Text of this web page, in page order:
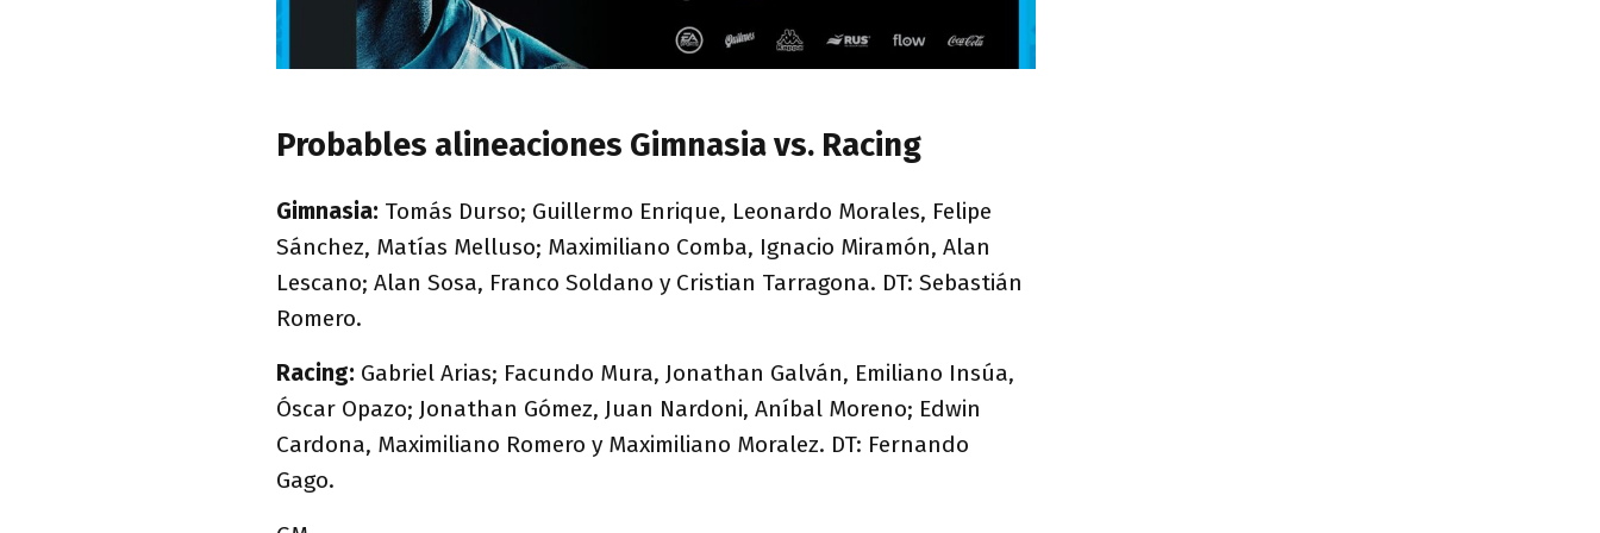
Probables alineaciones Gimnasia vs. Racing
Gimnasia: Tomás Durso; Guillermo Enrique, Leonardo Morales, Felipe
Sánchez, Matías Melluso; Maximiliano Comba, Ignacio Miramón, Alan
Lescano; Alan Sosa, Franco Soldano y Cristian Tarragona. DT: Sebastián
Romero.
Racing: Gabriel Arias; Facundo Mura, Jonathan Galván, Emiliano Insúa,
Óscar Opazo; Jonathan Gómez, Juan Nardoni, Aníbal Moreno; Edwin
Cardona, Maximiliano Romero y Maximiliano Moralez. DT: Fernando
Gago.